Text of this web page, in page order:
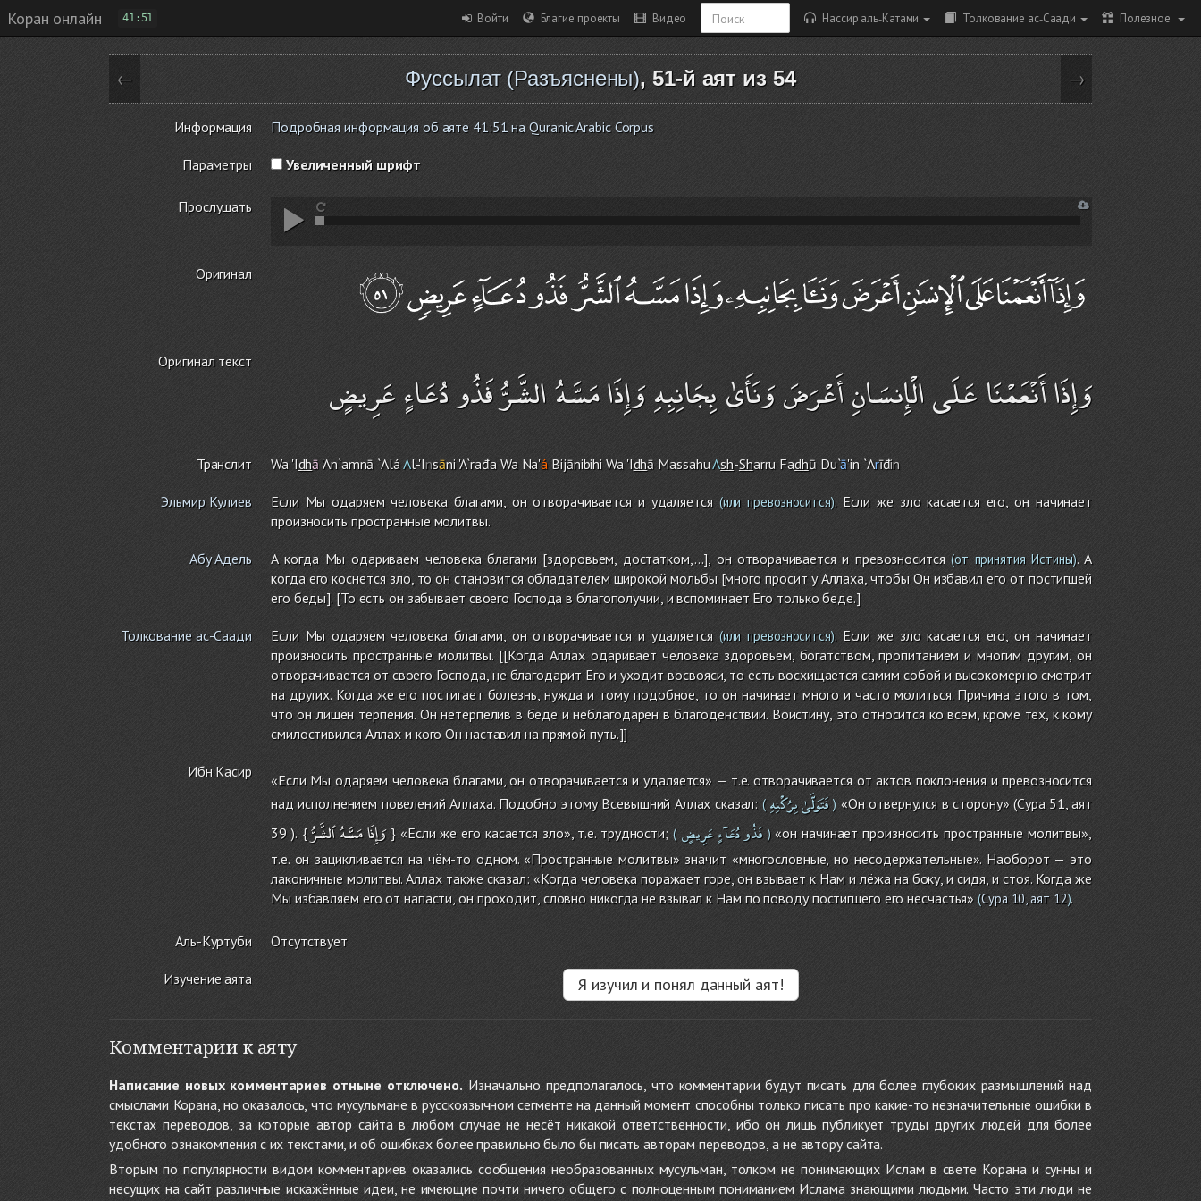
Коран онлайн 41:51 Войти Благие проекты Видео Нассир аль-Катами Толкование ас-Саади Полезное
← Фуссылат (Разъяснены), 51-й аят из 54 →
Информация Подробная информация об аяте 41:51 на Quranic Arabic Corpus
Параметры Увеличенный шрифт
Прослушать
Оригинал
Оригинал текст
وَإِذَا أَنْعَمْنَا عَلَى الْإِنسَانِ أَعْرَضَ وَنَأَىٰ بِجَانِبِهِ وَإِذَا مَسَّهُ الشَّرُّ فَذُو دُعَاءٍ عَرِيضٍ
Транслит Wa 'Idhā 'An`amnā `AláAl-'Insāni 'A`rađa Wa Na'á Bijānibihi Wa 'Idhā MassahuAsh-Sharru Fadhū Du`ā'in `Arīđin
Эльмир Кулиев Если Мы одаряем человека благами, он отворачивается и удаляется(или превозносится). Если же зло касается его, он начинает
произносить пространные молитвы.
Абу Адель А когда Мы одариваем человека благами [здоровьем, достатком,...], он отворачивается и превозносится(от принятия Истины). А
когда его коснется зло, то он становится обладателем широкой мольбы [много просит у Аллаха, чтобы Он избавил его от постигшей
его беды]. [То есть он забывает своего Господа в благополучии, и вспоминает Его только беде.]
Толкование ас-Саади Если Мы одаряем человека благами, он отворачивается и удаляется(или превозносится). Если же зло касается его, он начинает
произносить пространные молитвы. [[Когда Аллах одаривает человека здоровьем, богатством, пропитанием и многим другим, он
отворачивается от своего Господа, не благодарит Его и уходит восвояси, то есть восхищается самим собой и высокомерно смотрит
на других. Когда же его постигает болезнь, нужда и тому подобное, то он начинает много и часто молиться. Причина этого в том,
что он лишен терпения. Он нетерпелив в беде и неблагодарен в благоденствии. Воистину, это относится ко всем, кроме тех, к кому
смилостивился Аллах и кого Он наставил на прямой путь.]]
Ибн Касир
«Если Мы одаряем человека благами, он отворачивается и удаляется» — т.е. отворачивается от актов поклонения и превозносится
над исполнением повелений Аллаха. Подобно этому Всевышний Аллах сказал: ( فَتَوَلَّىٰبِرُكْنِهِ ) «Он отвернулся в сторону» (Сура 51, аят
وَإِذَامَسَّهُٱلشَّرُّ } .( 39 } «Если же его касается зло», т.е. трудности;( فَذُودُعَآءٍعَرِيضٍ )«он начинает произносить пространные молитвы»,
т.е. он зацикливается на чём-то одном. «Пространные молитвы» значит «многословные, но несодержательные». Наоборот — это
лаконичные молитвы. Аллах также сказал: «Когда человека поражает горе, он взывает к Нам и лёжа на боку, и сидя, и стоя. Когда же
Мы избавляем его от напасти, он проходит, словно никогда не взывал к Нам по поводу постигшего его несчастья» (Сура 10, аят 12).
Аль-Куртуби Отсутствует
Изучение аята Я изучил и понял данный аят!
Комментарии к аяту
Написание новых комментариев отныне отключено. Изначально предполагалось, что комментарии будут писать для более глубоких размышлений над
смыслами Корана, но оказалось, что мусульмане в русскоязычном сегменте на данный момент способны только писать про какие-то незначительные ошибки в
текстах переводов, за которые автор сайта в любом случае не несёт никакой ответственности, ибо он лишь публикует труды других людей для более
удобного ознакомления с их текстами, и об ошибках более правильно было бы писать авторам переводов, а не автору сайта.
Вторым по популярности видом комментариев оказались сообщения необразованных мусульман, толком не понимающих Ислам в свете Корана и сунны и
несущих на сайт различные искажённые идеи, не имеющие почти ничего общего с полноценным пониманием Ислама знающими людьми. Часто эти люди не